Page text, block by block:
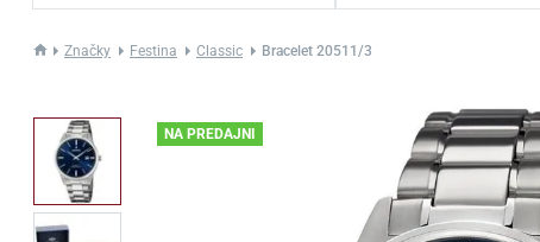
Značky Festina Classic Bracelet 20511/3
NA PREDAJNI